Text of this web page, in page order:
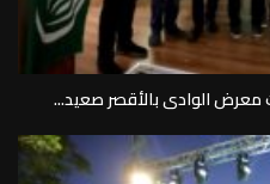
معرض الوادى بالأقصر صعيد...